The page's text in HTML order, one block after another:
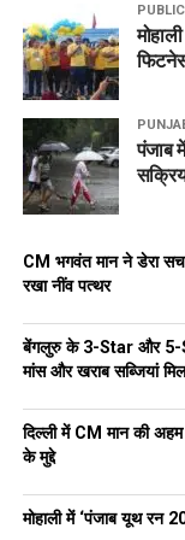
PUBLIC
पंजाब
CM भगवंत मान ने डेरा
रखा नींव पत्थर
बेंगलुरु के 3-Star और 5-
मांस और खराब सब्जियां
दिल्ली में CM मान की
के मुद्दे
मोहाली में ‘पंजाब यूथ रन